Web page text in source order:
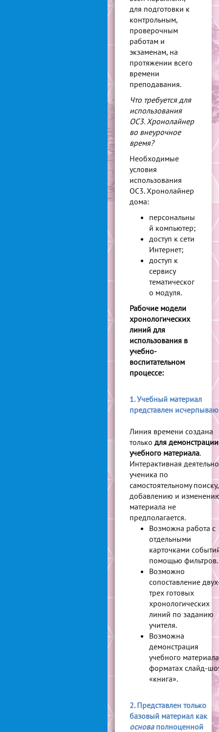
для подготовки к
контрольным,
проверочным
работам и
экзаменам, на
протяжении всего
времени
преподавания.
Что требуется для
использования
ОС3. Хронолайнер
во внеурочное
время?
Необходимые
условия
использования
ОС3. Хронолайнер
дома:
персональны
й компьютер;
доступ к сети
Интернет;
доступ к
сервису
тематическог
о модуля.
Рабочие модели
хронологических
линий для
использования в
учебно-
воспитательном
процессе:
1. Учебный материал
представлен исчерпываю
Линия времени создана
только для демонстрации
учебного материала.
Интерактивная
ученика по
самостоятельному поиску,
добавлению и
материала не
предполагается.
Возможна работа с
отдельными
карточками
помощью фильтров.
Возможно
сопоставление
трех готовых
хронологических
линий по заданию
учителя.
Возможна
демонстрация
учебного
форматах слайд-
«книга».
2. Представлен только
базовый материал как
основаполноценной